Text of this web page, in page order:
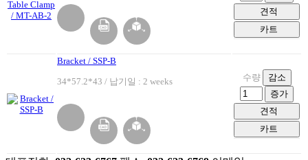
견적
카트
Bracket / SSP-B
34*57.2*43 / 납기일 : 2 weeks
수량
감소
증가
견적
카트